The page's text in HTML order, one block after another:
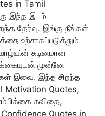
in Tamil
இந்த இடம்
தேர்வு. இங்கு நீங்கள்
உற்சாகப்படுத்தும்
கடினமான
முன்னே
இவை. இந்த சிறந்த
Motivation Quotes,
கவிதை,
Quotes in